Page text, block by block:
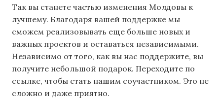
Так вы станете частью изменения Молдовы к
лучшему. Благодаря вашей поддержке мы
сможем реализовывать еще больше новых и
важных проектов и оставаться независимыми.
Независимо от того, как вы нас поддержите, вы
получите небольшой подарок. Переходите по
ссылке, чтобы стать нашим соучастником. Это не
сложно и даже приятно.